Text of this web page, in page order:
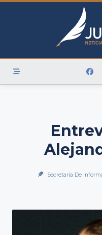
Skip
Secretaría De